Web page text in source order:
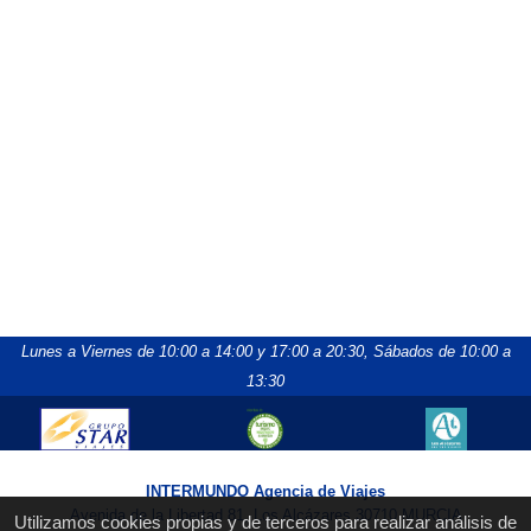
Utilizamos cookies propias y de terceros para realizar análisis de
Lunes a Viernes de 10:00 a 14:00 y 17:00 a 20:30, Sábados de 10:00 a
13:30
INTERMUNDO Agencia de Viajes
Avenida de la Libertad 81, Los Alcázares 30710 MURCIA